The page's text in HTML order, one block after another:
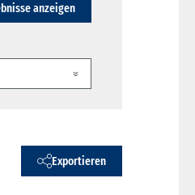
anzeigen
Exportieren